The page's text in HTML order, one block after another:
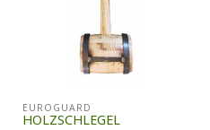
EUROGUARD
HOLZSCHLEGEL